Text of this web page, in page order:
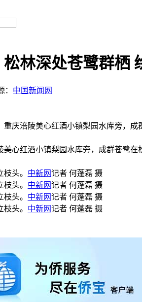
林深处苍鹭群栖
中国新闻网
心红酒小镇梨园水库旁，成群苍鹭在
头。 中新网记者 何蓬磊 摄
头。 中新网记者 何蓬磊 摄
头。 中新网记者 何蓬磊 摄
头。 中新网记者 何蓬磊 摄